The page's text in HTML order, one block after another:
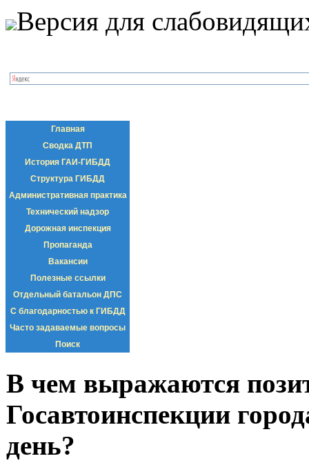
Версия для
Главная
Сводка ДТП
История ГАИ-ГИБДД
Структура ГИБДД
Административная практика
Технический надзор
Дорожная инспекция
Пропаганда
Вакансии
Полезные ссылки
Отдельный батальон ДПС
С благодарностью к ГИБДД
Часто задаваемые вопросы
Поиск
В чем выражаются
Госавтоинспекции
день?